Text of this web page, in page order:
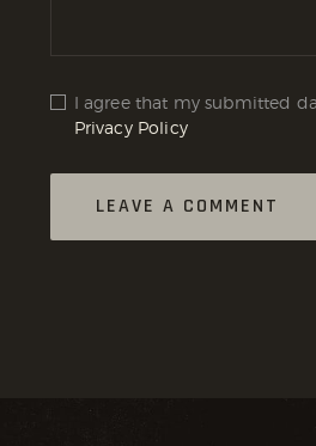
I agree that my submitted
Privacy Policy